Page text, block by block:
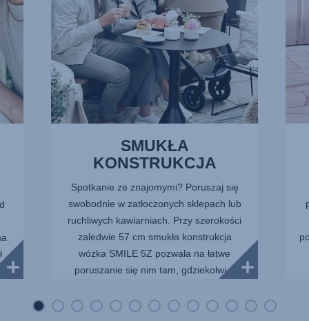
SMUKŁA
KONSTRUKCJA
Spotkanie ze znajomymi? Poruszaj się
swobodnie w zatłoczonych sklepach lub
ruchliwych kawiarniach. Przy szerokości
zaledwie 57 cm smukła konstrukcja
wózka SMILE 5Z pozwala na łatwe
poruszanie się nim tam, gdziekolwi...